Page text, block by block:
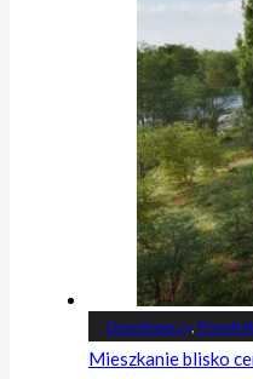
Deweloperzy,
Mieszkanie blisko